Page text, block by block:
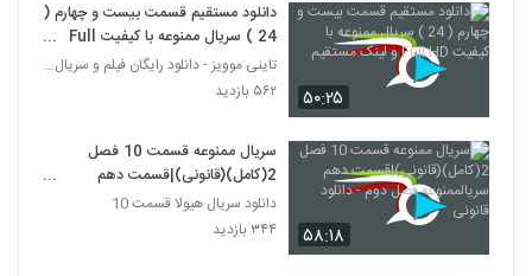
۵۰:۲۵
دانلود مستقیم قسمت بیست و چهارم (
24 ) سریال ممنوعه با کیفیت Full
HD و لینک مستقیم
تاینی موویز - دانلود رایگان فیلم و سریال ایرانی جد
۵۶۲ بازدید
۵۸:۱۸
سریال ممنوعه قسمت 10 فصل
2(کامل)(قانونی)|قسمت دهم
سریالممنوعه فصل دوم - دانلود قانونی
دانلود سریال هیولا قسمت 10
۳۴۴ بازدید